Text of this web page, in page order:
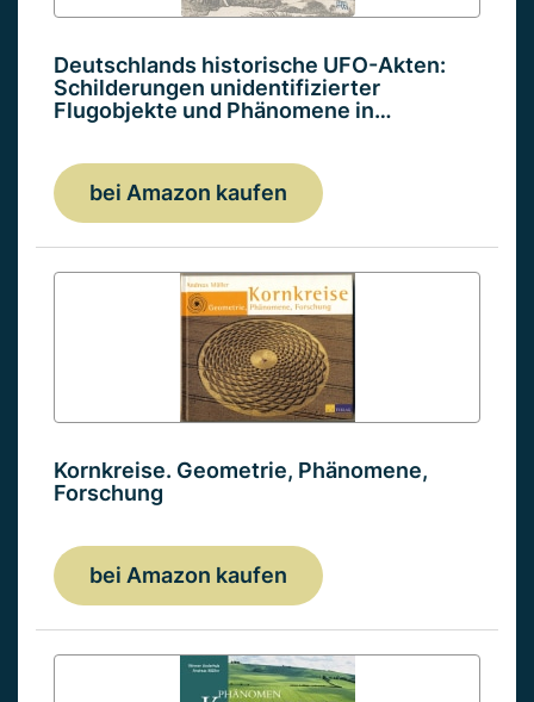
Deutschlands historische UFO-Akten:
Schilderungen unidentifizierter
Flugobjekte und Phänomene in…
bei Amazon kaufen
Kornkreise. Geometrie, Phänomene,
Forschung
bei Amazon kaufen